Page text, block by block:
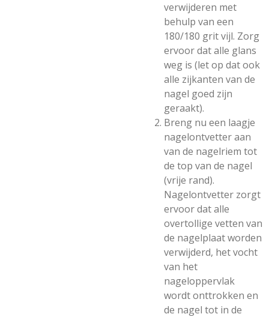
verwijderen met
behulp van een
180/180 grit vijl. Zorg
ervoor dat alle glans
weg is (let op dat ook
alle zijkanten van de
nagel goed zijn
geraakt).
Breng nu een laagje
nagelontvetter aan
van de nagelriem tot
de top van de nagel
(vrije rand).
Nagelontvetter zorgt
ervoor dat alle
overtollige vetten van
de nagelplaat worden
verwijderd, het vocht
van het
nageloppervlak
wordt onttrokken en
de nagel tot in de